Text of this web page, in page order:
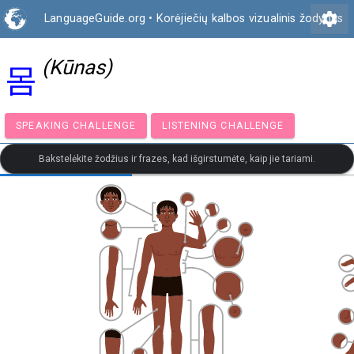
LanguageGuide.org • Korėjiečių kalbos vizualinis žodynas
settings
몸 (Kūnas)
SPEAKING CHALLENGE LISTENING CHALLENGE
Bakstelėkite žodžius ir frazes, kad išgirstumėte, kaip jie tariami.